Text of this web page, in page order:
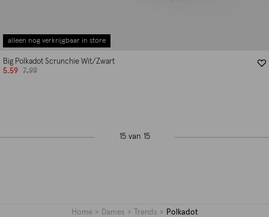
alleen nog verkrijgbaar in store
Big Polkadot Scrunchie Wit/Zwart
5.59
7.99
15 van 15
Home Dames Trends Polkadot